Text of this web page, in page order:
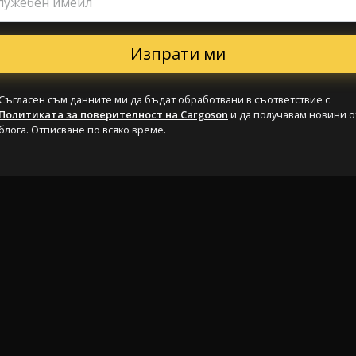
съм данните ми да бъдат обработвани в съответствие с
за поверителност на Cargoson и да получавам новини
Отписване по всяко време.